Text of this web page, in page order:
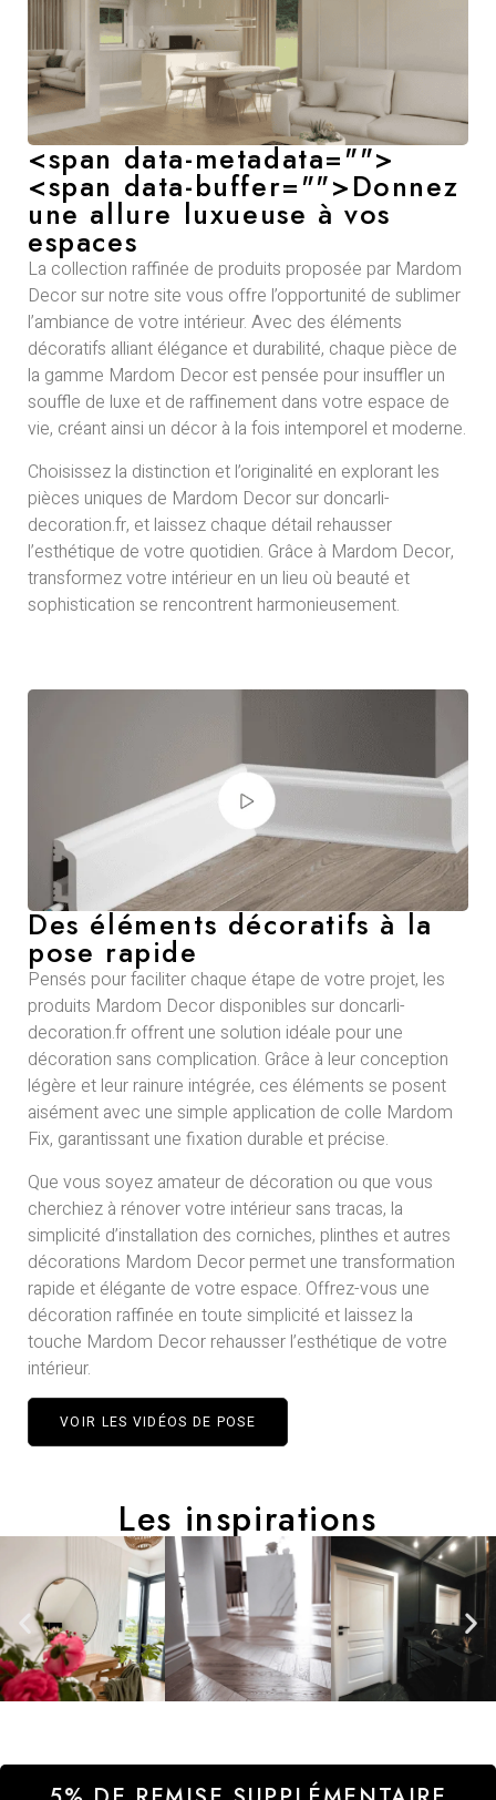
<span data-metadata="">
<span data-buffer="">Donnez
une allure luxueuse à vos
espaces
La collection raffinée de produits proposée par Mardom
Decor sur notre site vous offre l’opportunité de sublimer
l’ambiance de votre intérieur. Avec des éléments
décoratifs alliant élégance et durabilité, chaque pièce de
la gamme Mardom Decor est pensée pour insuffler un
souffle de luxe et de raffinement dans votre espace de
vie, créant ainsi un décor à la fois intemporel et moderne.
Choisissez la distinction et l’originalité en explorant les
pièces uniques de Mardom Decor sur doncarli-
decoration.fr, et laissez chaque détail rehausser
l’esthétique de votre quotidien. Grâce à Mardom Decor,
transformez votre intérieur en un lieu où beauté et
sophistication se rencontrent harmonieusement.
Des éléments décoratifs à la
pose rapide
Pensés pour faciliter chaque étape de votre projet, les
produits Mardom Decor disponibles sur doncarli-
decoration.fr offrent une solution idéale pour une
décoration sans complication. Grâce à leur conception
légère et leur rainure intégrée, ces éléments se posent
aisément avec une simple application de colle Mardom
Fix, garantissant une fixation durable et précise.
Que vous soyez amateur de décoration ou que vous
cherchiez à rénover votre intérieur sans tracas, la
simplicité d’installation des corniches, plinthes et autres
décorations Mardom Decor permet une transformation
rapide et élégante de votre espace. Offrez-vous une
décoration raffinée en toute simplicité et laissez la
touche Mardom Decor rehausser l’esthétique de votre
intérieur.
VOIR LES VIDÉOS DE POSE
Les inspirations​